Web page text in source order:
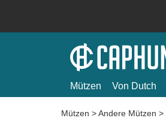
Mützen Von Dutch
Mützen >Andere Mützen >